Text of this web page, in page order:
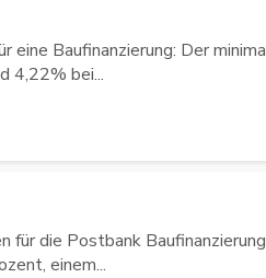
Baufinanzierung: Der
4,22% bei...
die Postbank
einem...